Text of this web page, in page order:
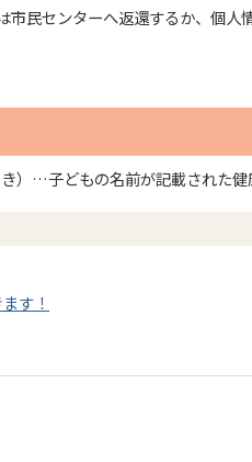
民センターへ返還するか、個人
）…子どもの名前が記載された
す！